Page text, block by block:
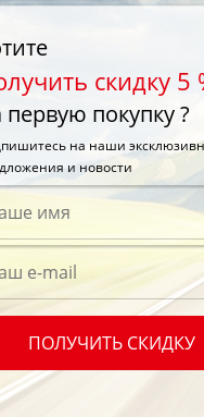
воздуходувка
New
скидку 5
первую покупку ?
на наши
и новости
ПОЛУЧИТЬ СКИДКУ